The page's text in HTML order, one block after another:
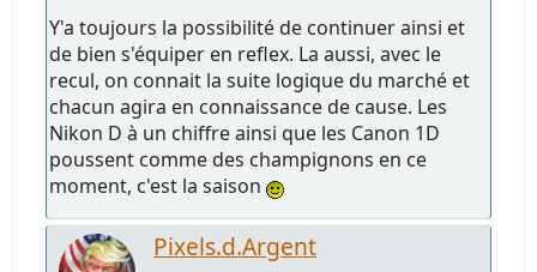
Y'a toujours la possibilité de continuer ainsi et
de bien s'équiper en reflex. La aussi, avec le
recul, on connait la suite logique du marché et
chacun agira en connaissance de cause. Les
Nikon D à un chiffre ainsi que les Canon 1D
poussent comme des champignons en ce
moment, c'est la saison
Pixels.d.Argent